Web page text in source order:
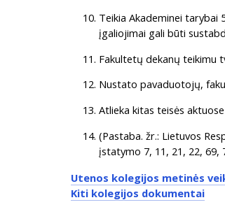
Teikia Akademinei
įgaliojimai gali būti
Fakultetų dekanų teikimu
Nustato pavaduotojų,
Atlieka kitas teisės
(Pastaba. žr.: Lietuvos
įstatymo 7, 11, 21, 22, 69,
Utenos kolegijos metinės
Kiti kolegijos dokumentai